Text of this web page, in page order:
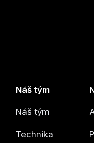
Náš tým
Náš tým
Technika